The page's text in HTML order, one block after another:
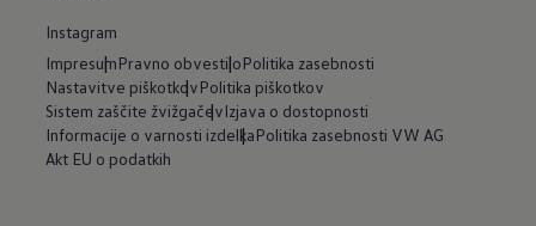
Instagram
ImpresumPravno obvestiloPolitika zasebnosti
Nastavitve piškotkovPolitika piškotkov
Sistem zaščite žvižgačevIzjava o dostopnosti
Informacije o varnosti izdelkaPolitika zasebnosti VW AG
Akt EU o podatkih